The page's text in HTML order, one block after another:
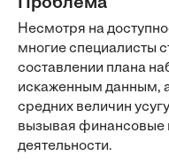
Проблема
Несмотря на
многие специалисты
составлении плана
искаженным данным,
средних величин
вызывая финансовые
деятельности.